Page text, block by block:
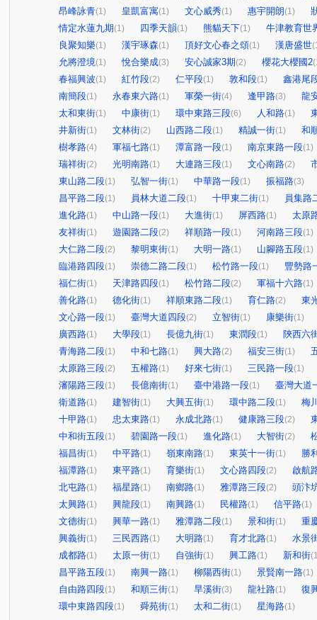
昂峰詠青(1) 皇凱富寓(1) 文心威秀(1) 惠宇開朗(1)
情定水蓮九期(1) 四季天韻(1) 熊貓天下(1)
牛津教育世
良聚知樂(1) 漢宇琢森(1) 頂好文心春之頌(1) 漢唐盛世
允將澄境(1) 悅合樂成(3) 安心誠家3期(2) 櫻花大櫻國2
春福興波(1) 紅竹段(2) 仁平段(1) 敦和段(1)
鑫港尾
南簡段(1) 永春東六路(1) 軍榮一街(4) 逢甲路(3)
龍
太和東街(1) 中康街(1) 環中東路三段(6) 人和路(1)
井新街(1) 文林街(2) 山西路二段(1) 精誠一街(1)
和
樹孝路(4) 軍福七路(1) 潭富路一段(1) 南京東路一段(1)
瑞祥街(2) 光明南路(1) 大連路三段(1) 文心南路(2)
東山路二段(1) 弘智一街(1) 中華路一段(1) 振福路(3)
昌平路二段(1) 員林大道二段(1) 十甲東二街(1)
員集路
進化路(1) 中山路一段(1) 大進街(1) 屏西路(1)
太原
友祥街(1) 遊園路二段(2) 祥順路一段(1) 河南路三段(1)
大仁路二段(2) 黎明東街(1) 大明一路(1) 山腳路五段(1)
臨港路四段(1) 崇德二路二段(1) 松竹路一段(1)
豐勢路
福仁街(1) 天津路四段(1) 松竹路二段(2) 軍福十六路(1)
善化路(1) 德化街(1) 祥順東路二段(1) 育仁路(2)
東
文心路一段(1) 臺灣大道四段(2) 立智街(1) 康樂街(1)
廣西路(1) 大學段(1) 長億九街(1) 東潤段(1)
陝西六
青海路二段(1) 中和七路(1) 興大路(2) 福安三街(1)
太原路三段(2) 五權路(1) 好來七街(1) 三民路一段(1)
瀋陽路三段(1) 長億南街(1) 臺中港路一段(1)
臺灣大道
衛道路(1) 建智街(1) 大興五街(1) 環中路二段(1)
梅
十甲路(1) 忠太東路(1) 永成北路(1) 健康路三段(2)
中和街五段(1) 碧園路一段(1) 進化路(1) 大智街(2)
福昌街(1) 中平路(1) 嶺東南路(1) 東英十一街(1)
勝
福潭路(1) 東平路(1) 育樂街(1) 文心路四段(2)
啟航
北屯路(1) 福星路(1) 南鄉路(1) 雅潭路三段(2)
頭汴
太興路(1) 興龍段(1) 南興路(1) 民權路(1) 信平路(1)
文德街(1) 興華一路(1) 雅潭路二段(1) 景和街(1)
重
興義街(1) 三民西路(1) 大明路(1) 育才北路(1)
水景
成都路(1) 太原一街(1) 自強街(1) 興工路(1) 新和街
昌平路五段(1) 南興一路(1) 柳陽西街(1) 景賢南一路(1)
自由路四段(1) 和順三街(1) 旱溪街(3) 龍社路(1)
復
環中東路四段(1) 舜苑街(1) 太和二街(1) 星海路(1)